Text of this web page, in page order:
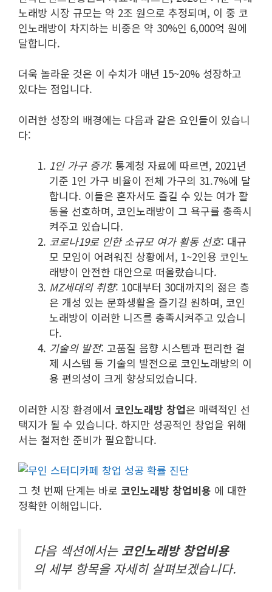
노래방 시장 규모는 약 2조 원으로 추정되며, 이 중 코
인노래방이 차지하는 비중은 약 30%인 6,000억 원에
달합니다.
더욱 놀라운 것은 이 수치가 매년 15~20% 성장하고
있다는 점입니다.
이러한 성장의 배경에는 다음과 같은 요인들이 있습니
다:
1인 가구 증가: 통계청 자료에 따르면, 2021년
기준 1인 가구 비율이 전체 가구의 31.7%에 달
합니다. 이들은 혼자서도 즐길 수 있는 여가 활
동을 선호하며, 코인노래방이 그 욕구를 충족시
켜주고 있습니다.
코로나19로 인한 소규모 여가 활동 선호: 대규
모 모임이 어려워진 상황에서, 1~2인용 코인노
래방이 안전한 대안으로 떠올랐습니다.
MZ세대의 취향: 10대부터 30대까지의 젊은 층
은 개성 있는 문화생활을 즐기길 원하며, 코인
노래방이 이러한 니즈를 충족시켜주고 있습니
다.
기술의 발전: 고품질 음향 시스템과 편리한 결
제 시스템 등 기술의 발전으로 코인노래방의 이
용 편의성이 크게 향상되었습니다.
이러한 시장 환경에서 코인노래방 창업은 매력적인 선
택지가 될 수 있습니다. 하지만 성공적인 창업을 위해
서는 철저한 준비가 필요합니다.
그 첫 번째 단계는 바로 코인노래방 창업비용 에 대한
정확한 이해입니다.
다음 섹션에서는 코인노래방 창업비용
의 세부 항목을 자세히 살펴보겠습니다.